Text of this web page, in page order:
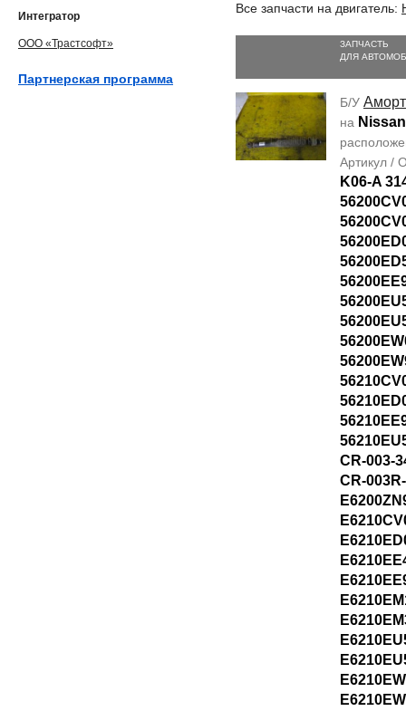
Все запчасти на двигатель:
ЗАПЧАСТЬ
ДЛЯ
Б/У
на
Артикул /
K06-A
CR-003-
CR-
Интегратор
ООО «Трастсофт»
Партнерская программа